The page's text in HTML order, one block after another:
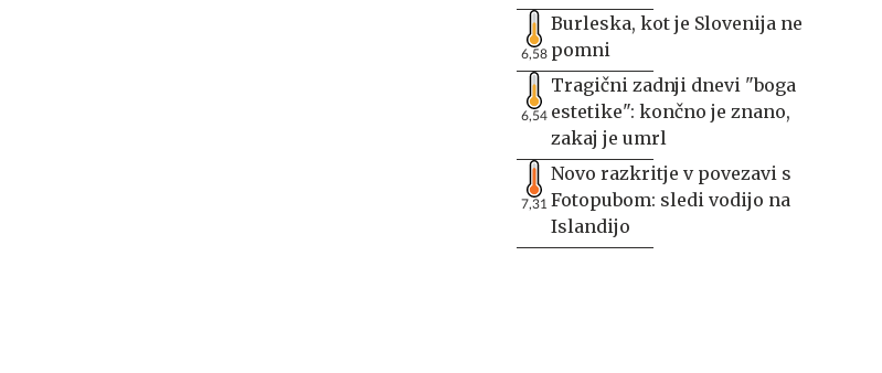
6,58
Burleska, kot je Slovenija ne
pomni
6,54
Tragični zadnji dnevi "boga
estetike": končno je znano,
zakaj je umrl
7,31
Novo razkritje v povezavi s
Fotopubom: sledi vodijo na
Islandijo